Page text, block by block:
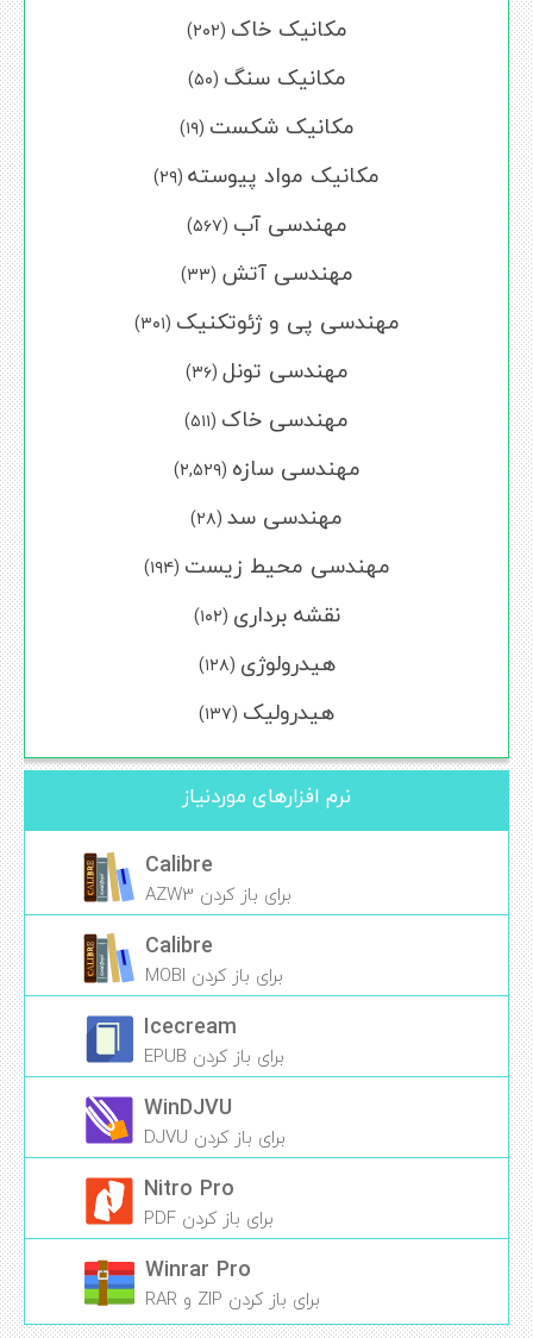
مکانیک خاک (۲۰۲)
مکانیک سنگ (۵۰)
مکانیک شکست (۱۹)
مکانیک مواد پیوسته (۲۹)
مهندسی آب (۵۶۷)
مهندسی آتش (۳۳)
مهندسی پی و ژئوتکنیک (۳۰۱)
مهندسی تونل (۳۶)
مهندسی خاک (۵۱۱)
مهندسی سازه (۲,۵۲۹)
مهندسی سد (۲۸)
مهندسی محیط زیست (۱۹۴)
نقشه برداری (۱۰۲)
هیدرولوژی (۱۲۸)
هیدرولیک (۱۳۷)
نرم افزارهای موردنیاز
Calibre
برای باز کردن AZW3
Calibre
برای باز کردن MOBI
Icecream
برای باز کردن EPUB
WinDJVU
برای باز کردن DJVU
Nitro Pro
برای باز کردن PDF
Winrar Pro
برای باز کردن ZIP و RAR